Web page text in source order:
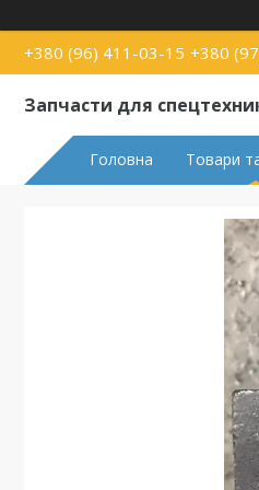
+380 (96) 411-03-15 +380
Запчасти для
Головна Товари